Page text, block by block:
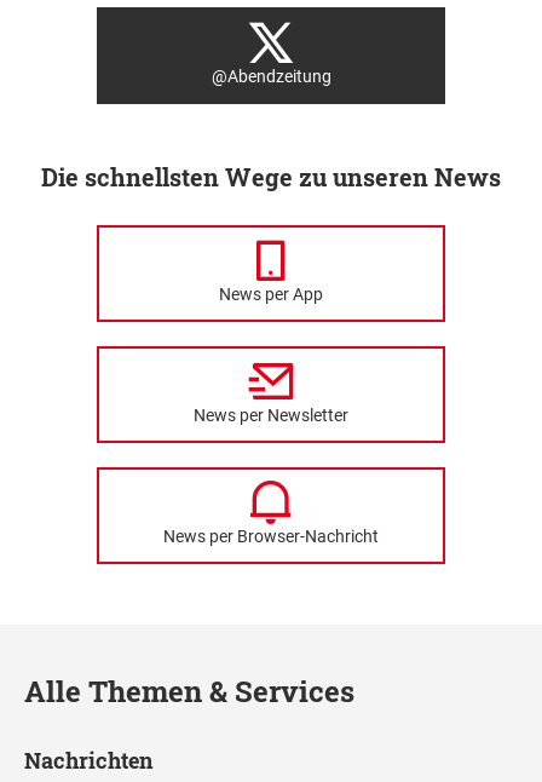
@Abendzeitung
Die schnellsten Wege zu unseren News
News per App
News per Newsletter
News per Browser-Nachricht
Alle Themen & Services
Nachrichten